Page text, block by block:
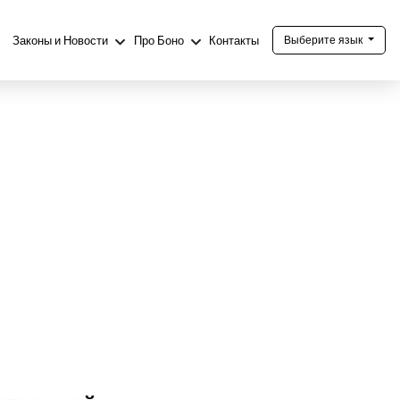
Законы и Новости Про Боно Контакты Выберите язык